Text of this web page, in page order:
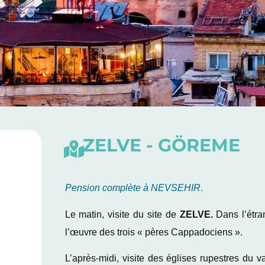
ZELVE - GÖREME
Pension complète à NEVSEHIR.
Le matin, visite du site de ZELVE.Dans
l’œuvre des trois « pères Cappadociens ».
L’après-midi, visite des églises rupestres du